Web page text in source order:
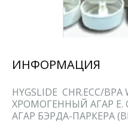
ИНФОРМАЦИЯ
HYGSLIDE CHR.ECC/
ХРОМОГЕННЫЙ АГАР E.
АГАР БЭРДА-ПАРКЕРА